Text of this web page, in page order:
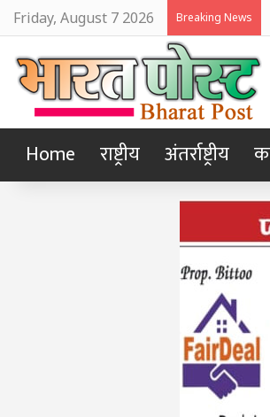
Friday, August 7 2026 Breaking News
Home राष्ट्रीय अंतर्राष्ट्रीय